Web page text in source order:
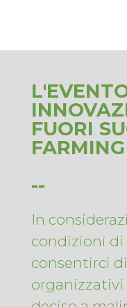
FUORI
FARMING
--
In
condizioni di
consentirci